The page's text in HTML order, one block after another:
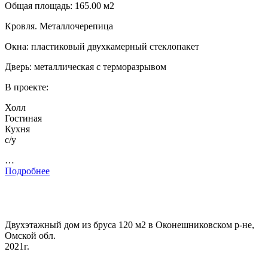
Общая площадь: 165.00 м2
Кровля. Металлочерепица
Окна: пластиковый двухкамерный стеклопакет
Дверь: металлическая с терморазрывом
В проекте:
Холл
Гостиная
Кухня
с/у
…
Подробнее
Двухэтажный дом из бруса 120 м2 в Оконешниковском р-не,
Омской обл.
2021г.